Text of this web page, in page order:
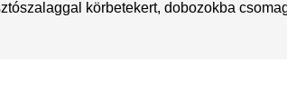
körbetekert, dobozokba